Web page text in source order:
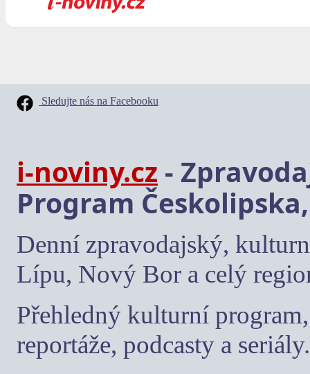
Sledujte nás na Facebooku
i-noviny.cz -
Program
Denní zpravodajský,
Lípu, Nový Bor a celý
Přehledný kulturní
reportáže, podcasty a seriály.